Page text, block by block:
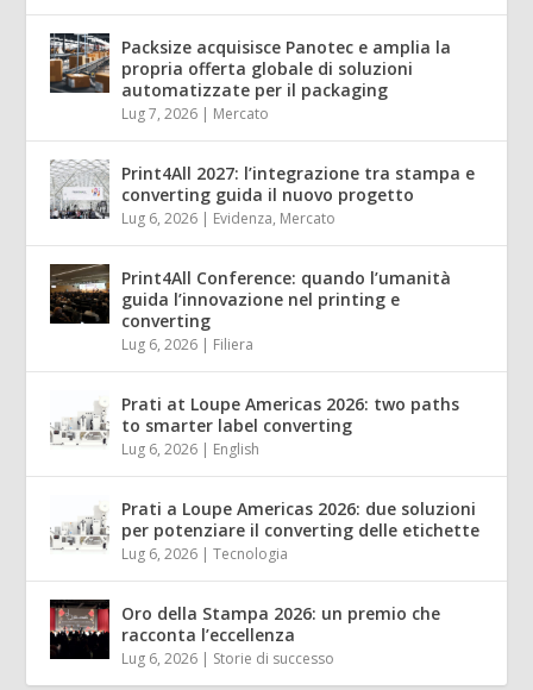
Packsize acquisisce Panotec e amplia la
propria offerta globale di soluzioni
automatizzate per il packaging
Lug 7, 2026 | Mercato
Print4All 2027: l’integrazione tra stampa e
converting guida il nuovo progetto
Lug 6, 2026 | Evidenza, Mercato
Print4All Conference: quando l’umanità
guida l’innovazione nel printing e
converting
Lug 6, 2026 | Filiera
Prati at Loupe Americas 2026: two paths
to smarter label converting
Lug 6, 2026 | English
Prati a Loupe Americas 2026: due soluzioni
per potenziare il converting delle etichette
Lug 6, 2026 |Tecnologia
Oro della Stampa 2026: un premio che
racconta l’eccellenza
Lug 6, 2026 | Storie di successo